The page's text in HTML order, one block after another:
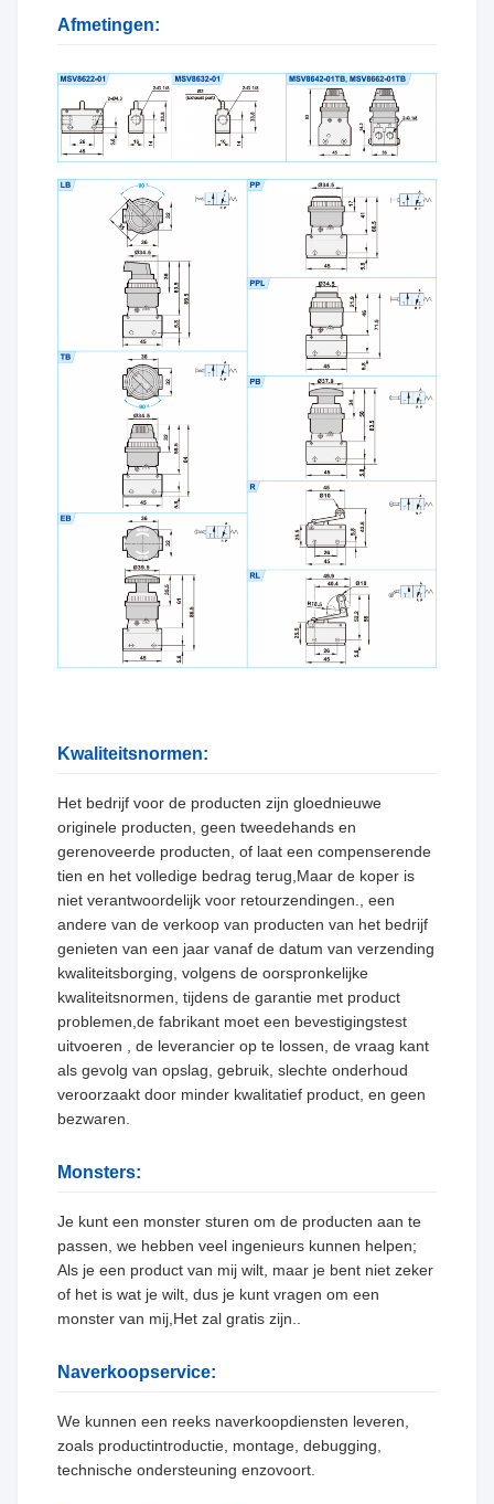
Afmetingen:
Kwaliteitsnormen:
Het bedrijf voor de producten zijn gloednieuwe
originele producten, geen tweedehands en
gerenoveerde producten, of laat een compenserende
tien en het volledige bedrag terug,Maar de koper is
niet verantwoordelijk voor retourzendingen., een
andere van de verkoop van producten van het bedrijf
genieten van een jaar vanaf de datum van verzending
kwaliteitsborging, volgens de oorspronkelijke
kwaliteitsnormen, tijdens de garantie met product
problemen,de fabrikant moet een bevestigingstest
uitvoeren , de leverancier op te lossen, de vraag kant
als gevolg van opslag, gebruik, slechte onderhoud
veroorzaakt door minder kwalitatief product, en geen
bezwaren.
Monsters:
Je kunt een monster sturen om de producten aan te
passen, we hebben veel ingenieurs kunnen helpen;
Als je een product van mij wilt, maar je bent niet zeker
of het is wat je wilt, dus je kunt vragen om een
monster van mij,Het zal gratis zijn..
Naverkoopservice:
We kunnen een reeks naverkoopdiensten leveren,
zoals productintroductie, montage, debugging,
technische ondersteuning enzovoort.